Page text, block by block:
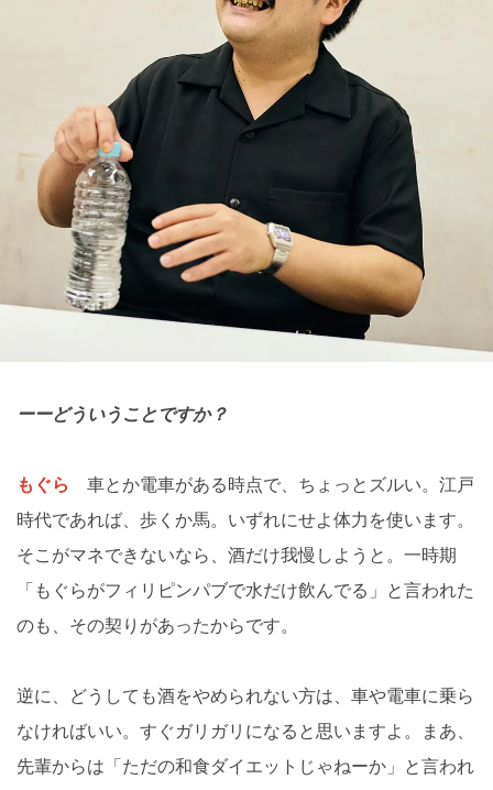
ーーどういうことですか？
もぐら
車とか電車がある時点で、ちょっとズルい。江戸
時代であれば、歩くか馬。いずれにせよ体力を使います。
そこがマネできないなら、酒だけ我慢しようと。一時期
「もぐらがフィリピンパブで水だけ飲んでる」と言われた
のも、その契りがあったからです。
逆に、どうしても酒をやめられない方は、車や電車に乗ら
なければいい。すぐガリガリになると思いますよ。まあ、
先輩からは「ただの和食ダイエットじゃねーか」と言われ